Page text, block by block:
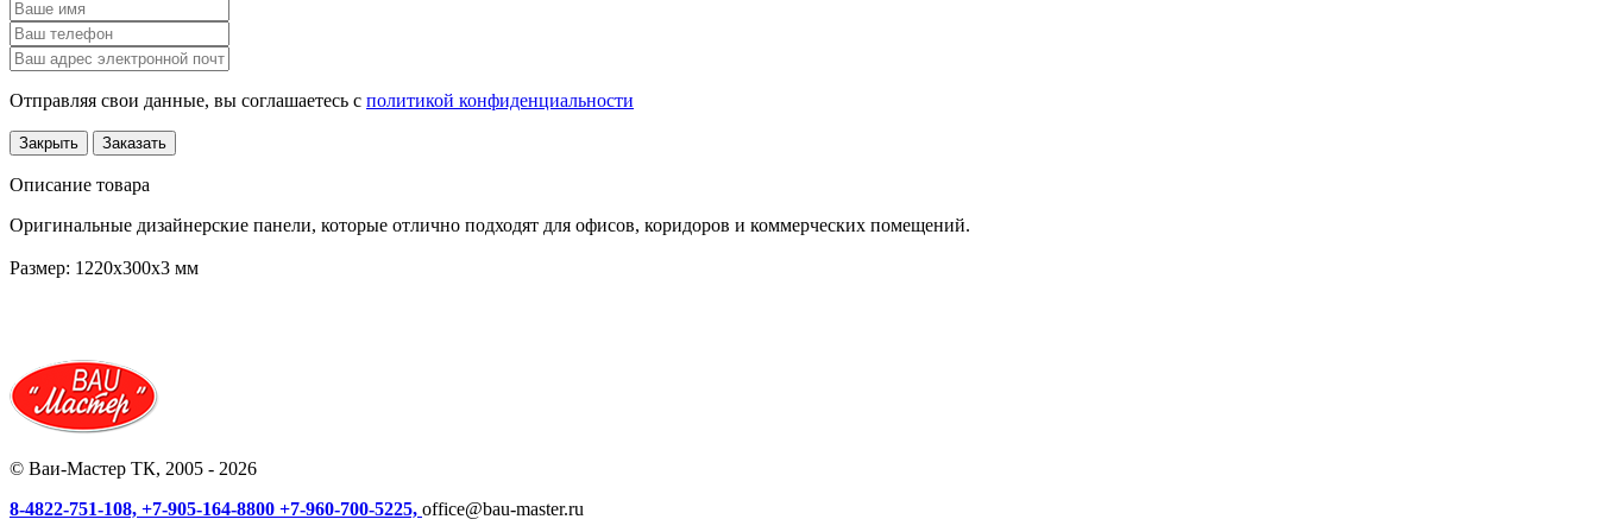
Отправляя свои данные, вы соглашаетесь с политикой конфиденциальности
Закрыть Заказать
Описание товара
Оригинальные дизайнерские панели, которые отлично подходят для офисов, коридоров и коммерческих помещений.
Размер: 1220х300х3 мм
© Ваи-Мастер ТК, 2005 - 2026
8-4822-751-108, +7-905-164-8800 +7-960-700-5225, office@bau-master.ru